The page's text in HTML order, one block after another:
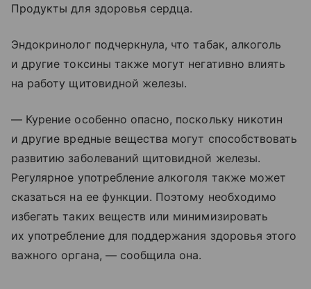
Продукты для здоровья сердца.
Эндокринолог подчеркнула, что табак, алкоголь
и другие токсины также могут негативно влиять
на работу щитовидной железы.
— Курение особенно опасно, поскольку никотин
и другие вредные вещества могут способствовать
развитию заболеваний щитовидной железы.
Регулярное употребление алкоголя также может
сказаться на ее функции. Поэтому необходимо
избегать таких веществ или минимизировать
их употребление для поддержания здоровья этого
важного органа, — сообщила она.